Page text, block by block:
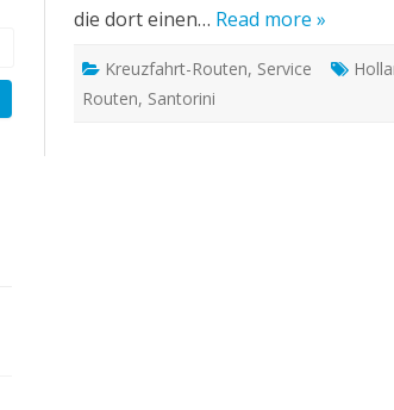
die dort einen… Read more »
Kreuzfahrt-Routen, Service
Routen, Santorini